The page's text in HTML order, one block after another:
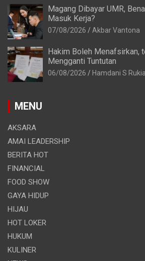
Magang Dibayar UMR,
Masuk Kerja?
07/08/2026 Akbar Vantona
Hakim Boleh Menafsirkan,
Mengganti Tuntutan
06/08/2026 Hamdani S
MENU
AKSARA
AMAI LEADERSHIP
BERITA HOT
FINANCIAL
FOOD SHOW
GAYA HIDUP
HIJAU
HOT LOKER
HUKUM
KULINER